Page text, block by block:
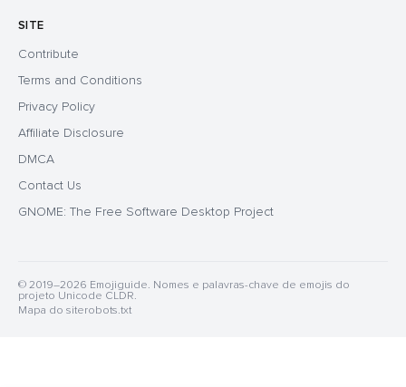
SITE
Contribute
Terms and Conditions
Privacy Policy
Affiliate Disclosure
DMCA
Contact Us
GNOME: The Free Software Desktop Project
© 2019–2026 Emojiguide. Nomes e palavras-chave de emojis do
projeto Unicode CLDR.
Mapa do siterobots.txt